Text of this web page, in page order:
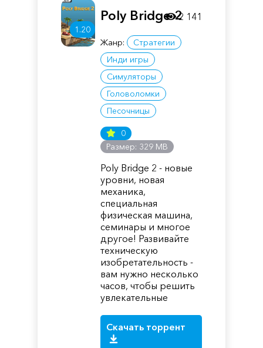
1.20
Poly Bridge 2
Жанр:
Стратегии
Инди игры
Симуляторы
Головоломки
Песочницы
0
Размер: 329 MB
Poly Bridge 2 - новые
уровни, новая
механика,
специальная
физическая машина,
семинары и многое
другое! Развивайте
техническую
изобретательность -
вам нужно несколько
часов, чтобы решить
увлекательные
Скачать торрент
2 141